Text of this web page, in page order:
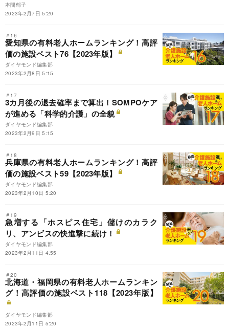
本間郁子
2023年2月7日 5:20
＃16
愛知県の有料老人ホームランキング！高評
価の施設ベスト76【2023年版】
ダイヤモンド編集部
2023年2月8日 5:15
＃17
3カ月後の退去確率まで算出！SOMPOケア
が進める「科学的介護」の全貌
ダイヤモンド編集部
2023年2月9日 5:15
＃18
兵庫県の有料老人ホームランキング！高評
価の施設ベスト59【2023年版】
ダイヤモンド編集部
2023年2月10日 5:20
＃19
急増する「ホスピス住宅」儲けのカラク
リ、アンビスの快進撃に続け！
ダイヤモンド編集部
2023年2月11日 4:55
＃20
北海道・福岡県の有料老人ホームランキン
グ！高評価の施設ベスト118【2023年版】
ダイヤモンド編集部
2023年2月11日 5:20